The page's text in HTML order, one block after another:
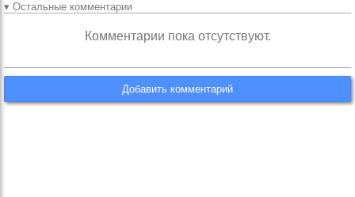
▾ Остальные комментарии
Комментарии пока отсутствуют.
Добавить комментарий